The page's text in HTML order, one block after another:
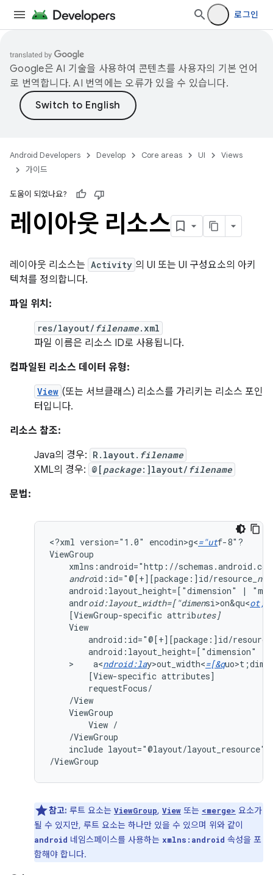
로그인
Google은 AI 기술을 사용하여 콘텐츠를 사용자의 기본 언어
로 번역합니다. AI 번역에는 오류가 있을 수 있습니다.
Android Developers Develop Core areas UI
Views
가이드
도움이 되었나요?
레이아웃 리소스
레이아웃 리소스는 Activity 의 UI 또는 UI 구성요소의 아키
텍처를 정의합니다.
파일 위치:
res/layout/ filename.xml
파일 이름은 리소스 ID로 사용됩니다.
컴파일된 리소스 데이터 유형:
View (또는 서브클래스) 리소스를 가리키는 리소스 포인
터입니다.
리소스 참조:
Java의 경우: R.layout. filename
XML의 경우: @[ package:]layout/ filename
문법:
<?xml version="1.0" encodin>g<="utf-8"?
xmlns:android="http://
android:id="@[+][package:]id/resource
android:layout_height=["dimension"
|
android:layout_width=["dimensi>on&qu<ot;
[ViewGroup-specific attributes]
android:id="@[+][package:]id/
android:layout_height=["dimension"
>    a<ndroid:lay>out_width<=[&q
[View-specific attributes]
ViewGroup
View
include layout="@layout/layout_resource"/
/ViewGroup
참고: 루트 요소는 ViewGroup, View 또는 <merge> 요소가
될 수 있지만, 루트 요소는 하나만 있을 수 있으며 위와 같이
android 네임스페이스를 사용하는 xmlns:android 속성을 포
함해야 합니다.